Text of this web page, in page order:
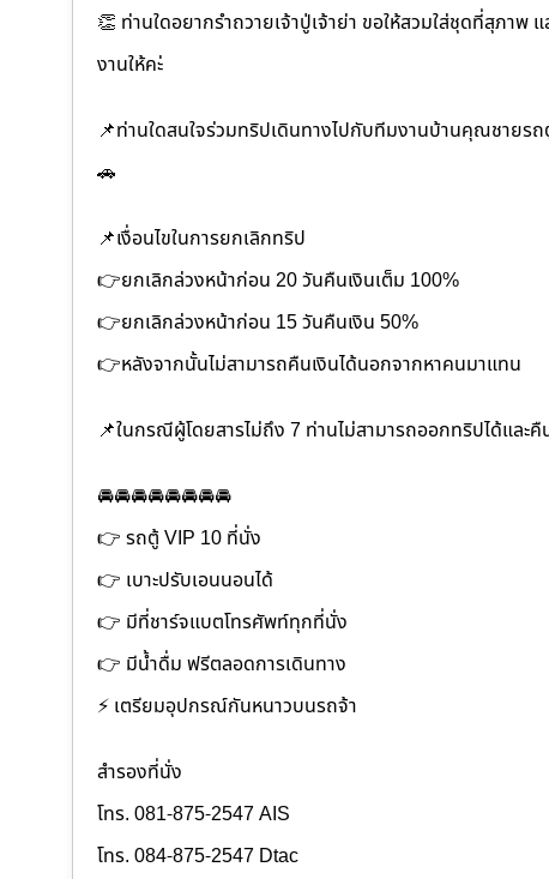
👏 ท่านใดอยากรำถวายเจ้าปู่เจ้าย่า ขอให้สวมใส่ชุดที่สุภาพ
งานให้คะ่
📌ท่านใดสนใจร่วมทริปเดินทางไปกับทีมงานบ้านคุณชายร
🚗
📌เงื่อนไขในการยกเลิกทริป
👉ยกเลิกล่วงหน้าก่อน 20 วันคืนเงินเต็ม 100%
👉ยกเลิกล่วงหน้าก่อน 15 วันคืนเงิน 50%
👉หลังจากนั้นไม่สามารถคืนเงินได้นอกจากหาคนมาแทน
📌ในกรณีผู้โดยสารไม่ถึง 7 ท่านไม่สามารถออกทริปได้และ
🚘🚘🚘🚘🚘🚘🚘🚘
👉 รถตู้ VIP 10 ที่นั่ง
👉 เบาะปรับเอนนอนได้
👉 มีที่ชาร์จแบตโทรศัพท์ทุกที่นั่ง
👉 มีน้ำดื่ม ฟรีตลอดการเดินทาง
⚡️ เตรียมอุปกรณ์กันหนาวบนรถจ้า
สำรองที่นั่ง
โทร. 081-875-2547 AIS
โทร. 084-875-2547 Dtac